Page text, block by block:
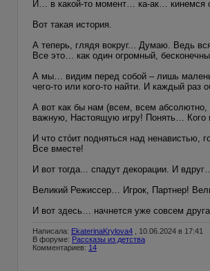
И… в какой-то момент… ка-ак… кинемся
Вот такая история.
А теперь, глядя вокруг... Думаю. Ведь
Все это… как один огромный,
А мы… видим перед собой – лишь
чего-то или кого-то найти. И каждый
А вот как бы нам (всем, всем
важную, Настоящую игру! Понять… Кого
И что стóит подняться над ненавистью,
Все вместе!
И вот тогда... спадут декорации. И
Великий Режиссер… Игрок, Партнер!
И вот здесь… начнется уже совсем
Написала: EkaterinaKrylova4 , 10.06.2024 в 17:41
В форуме: Рассказы из детства
Комментариев: 14